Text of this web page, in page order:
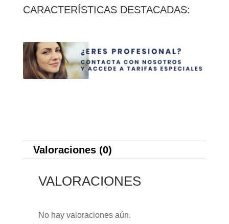
cantidad
CARACTERÍSTICAS DESTACADAS:
Valoraciones (0)
VALORACIONES
No hay valoraciones aún.